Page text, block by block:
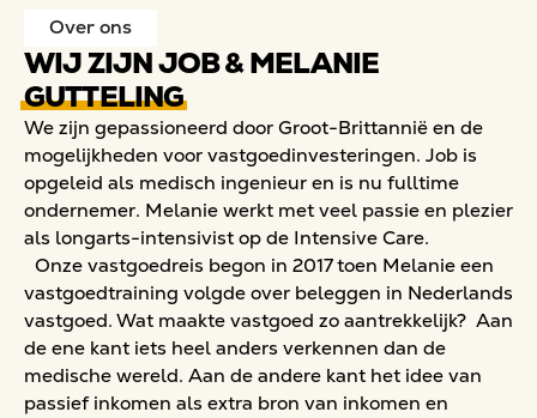
Over ons
WIJ ZIJN JOB & MELANIE
GUTTELING
We zijn gepassioneerd door Groot-Brittannië en de
mogelijkheden voor vastgoedinvesteringen. Job is
opgeleid als medisch ingenieur en is nu fulltime
ondernemer. Melanie werkt met veel passie en plezier
als longarts-intensivist op de Intensive Care.
Onze vastgoedreis begon in 2017 toen Melanie een
vastgoedtraining volgde over beleggen in Nederlands
vastgoed. Wat maakte vastgoed zo aantrekkelijk? Aan
de ene kant iets heel anders verkennen dan de
medische wereld. Aan de andere kant het idee van
passief inkomen als extra bron van inkomen en